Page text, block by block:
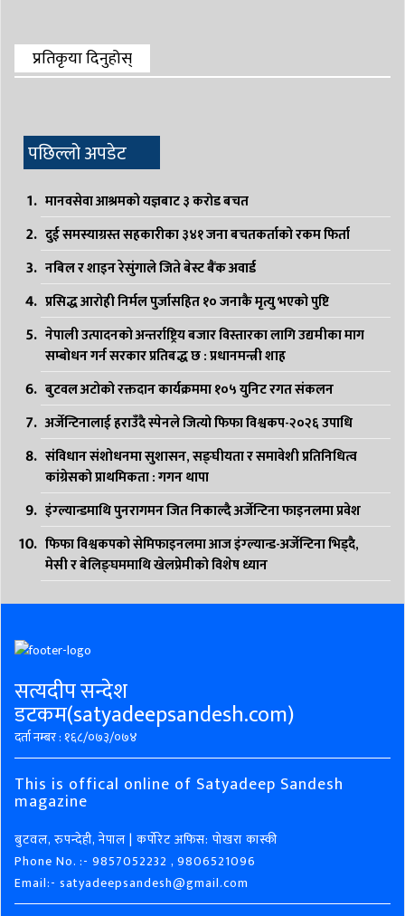
प्रतिकृया दिनुहोस्
पछिल्लो अपडेट
मानवसेवा आश्रमको यज्ञबाट ३ करोड बचत
दुई समस्याग्रस्त सहकारीका ३४१ जना बचतकर्ताको रकम फिर्ता
नबिल र शाइन रेसुंगाले जिते बेस्ट बैंक अवार्ड
प्रसिद्ध आरोही निर्मल पुर्जासहित १० जनाकै मृत्यु भएको पुष्टि
नेपाली उत्पादनको अन्तर्राष्ट्रिय बजार विस्तारका लागि उद्यमीका माग
सम्बोधन गर्न सरकार प्रतिबद्ध छ : प्रधानमन्त्री शाह
बुटवल अटोको रक्तदान कार्यक्रममा १०५ युनिट रगत संकलन
अर्जेन्टिनालाई हराउँदै स्पेनले जित्यो फिफा विश्वकप-२०२६ उपाधि
संविधान संशोधनमा सुशासन, सङ्घीयता र समावेशी प्रतिनिधित्व
कांग्रेसको प्राथमिकता : गगन थापा
इंग्ल्यान्डमाथि पुनरागमन जित निकाल्दै अर्जेन्टिना फाइनलमा प्रवेश
फिफा विश्वकपको सेमिफाइनलमा आज इंग्ल्यान्ड-अर्जेन्टिना भिड्दै,
मेसी र बेलिङ्घममाथि खेलप्रेमीको विशेष ध्यान
सत्यदीप सन्देश
डटकम(satyadeepsandesh.com)
दर्ता नम्बर : १६८/०७३/०७४
This is offical online of Satyadeep Sandesh
magazine
बुटवल, रुपन्देही, नेपाल | कर्पोरेट अफिस: पोखरा कास्की
Phone No. :- 9857052232 , 9806521096
Email:- satyadeepsandesh@gmail.com